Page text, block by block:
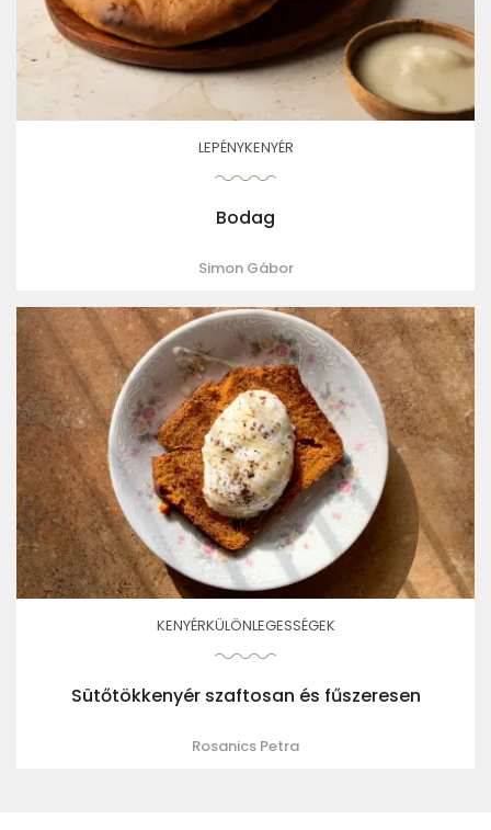
LEPÉNYKENYÉR
Bodag
Simon Gábor
KENYÉRKÜLÖNLEGESSÉGEK
Sütőtökkenyér szaftosan és fűszeresen
Rosanics Petra